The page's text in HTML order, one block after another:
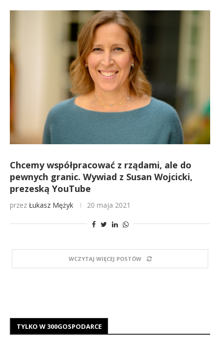
Chcemy współpracować z rządami, ale do
pewnych granic. Wywiad z Susan Wojcicki,
prezeską YouTube
przez Łukasz Mężyk 20 maja 2021
WCZYTAJ WIĘCEJ POSTÓW
TYLKO W 300GOSPODARCE